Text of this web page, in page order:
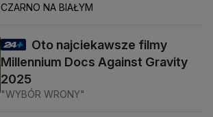
CZARNO NA BIAŁYM
Oto najciekawsze filmy
Millennium Docs Against Gravity
2025
"WYBÓR WRONY"